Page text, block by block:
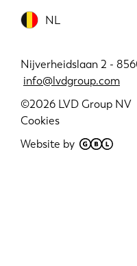
NL
Nijverheidslaan 2 -
info@lvdgroup.com
©2026 LVD Group NV
Cookies
Website by